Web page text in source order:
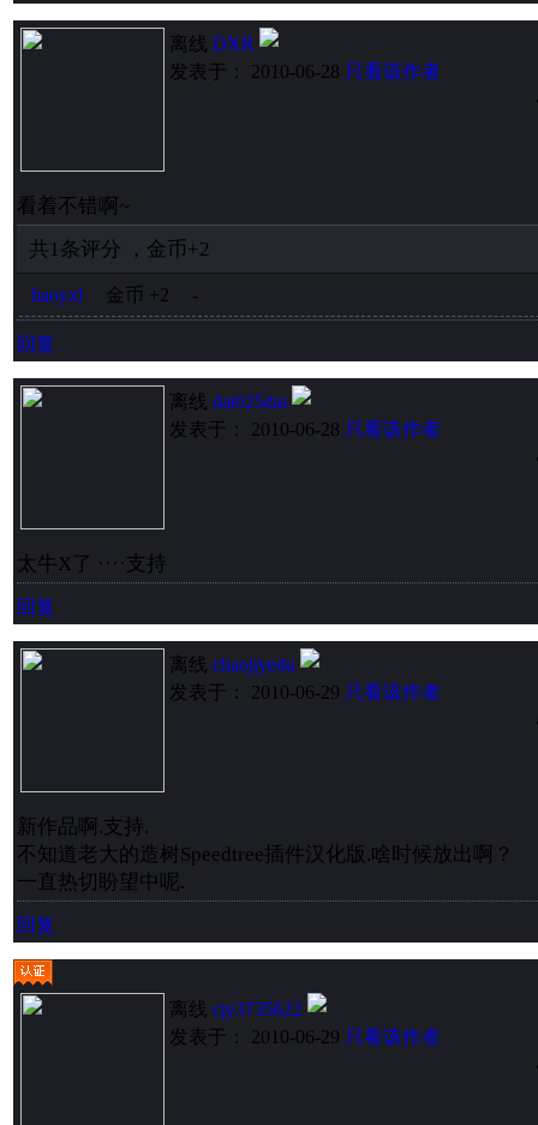
离线 DXR
发表于： 2010-06-28 只看该作者
看着不错啊~
共1条评分 ， 金币+2
haoyxl 金币 +2 -
回复
离线 dai025dai
发表于： 2010-06-28 只看该作者
太牛X了 ····支持
回复
离线 chaojiyedu
发表于： 2010-06-29 只看该作者
新作品啊.支持.
不知道老大的造树Speedtree插件汉化版.啥时候放出啊？
一直热切盼望中呢.
回复
离线 cjy3735622
发表于： 2010-06-29 只看该作者